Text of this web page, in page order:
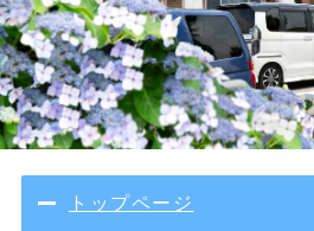
トップページ